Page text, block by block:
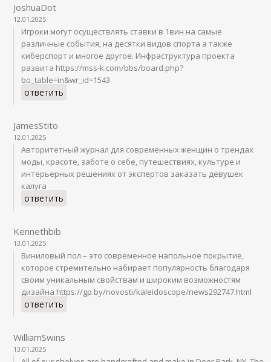
JoshuaDot
12.01.2025
Игроки могут осуществлять ставки в 1вин на самые
различные события, на десятки видов спорта а также
киберспорт и многое другое. Инфраструктура проекта
развита https://mss-k.com/bbs/board.php?
bo_table=in&wr_id=1543
ответить
JamesStito
12.01.2025
Авторитетный журнал для современных женщин о трендах
моды, красоте, заботе о себе, путешествиях, культуре и
интерьерных решениях от экспертов заказать девушек
калуга
ответить
Kennethbib
13.01.2025
Виниловый пол – это современное напольное покрытие,
которое стремительно набирает популярность благодаря
своим уникальным свойствам и широким возможностям
дизайна https://gp.by/novosti/kaleidoscope/news292747.html
ответить
WilliamSwins
13.01.2025